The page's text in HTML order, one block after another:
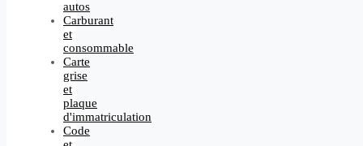
autos
Carburant
et
consommable
Carte
grise
et
plaque
d'immatriculation
Code